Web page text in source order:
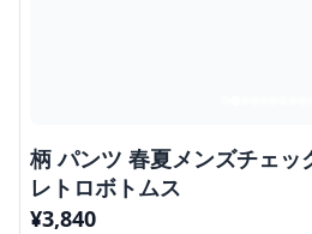
柄 パンツ 春夏メンズチェッ
レトロボトムス
¥3,840